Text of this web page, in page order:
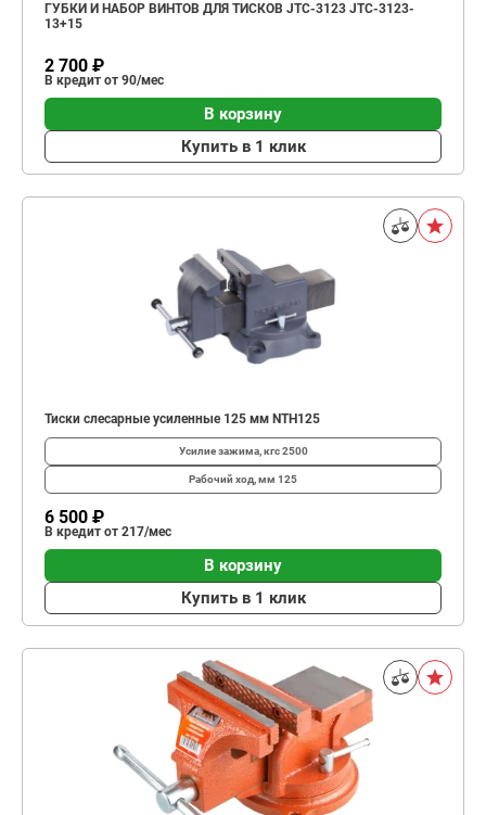
ГУБКИ И НАБОР ВИНТОВ ДЛЯ ТИСКОВ JTC-3123 JTC-3123-
13+15
2 700 ₽
В кредит от 90/мес
В корзину
Купить в 1 клик
Тиски слесарные усиленные 125 мм NTH125
Усилие зажима, кгс2500
Рабочий ход, мм 125
6 500 ₽
В кредит от 217/мес
В корзину
Купить в 1 клик